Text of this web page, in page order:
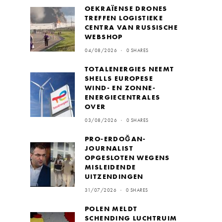
OEKRAÏENSE DRONES
TREFFEN LOGISTIEKE
CENTRA VAN RUSSISCHE
WEBSHOP
04/08/2026 0 SHARES
TOTALENERGIES NEEMT
SHELLS EUROPESE
WIND- EN ZONNE-
ENERGIECENTRALES
OVER
03/08/2026 0 SHARES
PRO-ERDOĞAN-
JOURNALIST
OPGESLOTEN WEGENS
MISLEIDENDE
UITZENDINGEN
31/07/2026 0 SHARES
POLEN MELDT
SCHENDING LUCHTRUIM